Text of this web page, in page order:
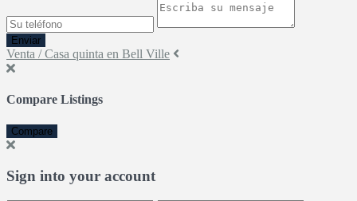
Enviar
Venta / Casa quinta en Bell Ville
Compare Listings
Compare
Sign into your account